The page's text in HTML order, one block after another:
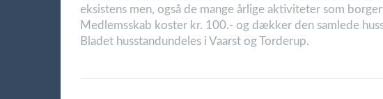
eksistens men, også de mange årlige aktiviteter som
Medlemsskab koster kr. 100.- og dækker den samlede
Bladet husstandundeles i Vaarst og Torderup.